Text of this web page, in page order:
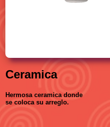
Ceramica
Hermosa ceramica donde
se coloca su arreglo.